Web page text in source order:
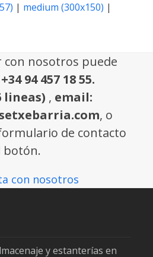
| medium (300x150) |
con nosotros puede
94 457 18 55.
lineas) , email:
, o
de contacto
botón.
con nosotros
y estanterías en